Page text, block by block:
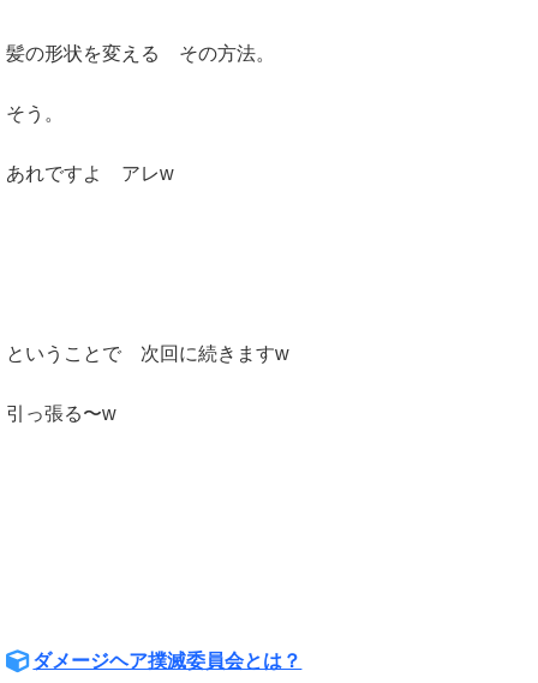
髪の形状を変える その方法。
そう。
あれですよ アレw
ということで 次回に続きますw
引っ張る〜w
ダメージヘア撲滅委員会とは？